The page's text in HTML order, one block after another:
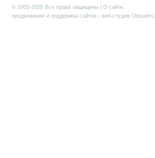
© 2005-2026 Все права защищены | О сайте.
продвижение и поддержка сайтов - веб-студия Obsudim.